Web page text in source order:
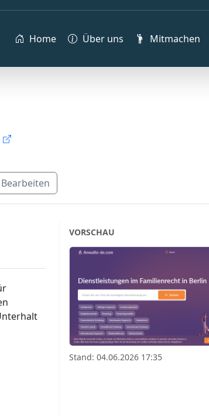
Home Über uns Mitmachen
Bearbeiten
VORSCHAU
Stand: 04.06.2026 17:35